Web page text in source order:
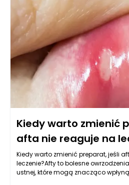
Kiedy warto zmienić
afta nie reaguje na
Kiedy warto zmienić preparat, jeśli
leczenie?Afty to bolesne
ustnej, które mogą znacząco